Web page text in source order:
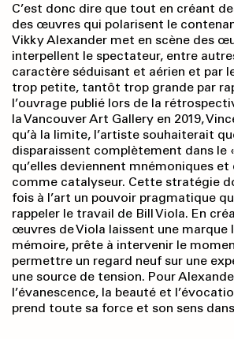
C’est donc dire que tout en créant
des œuvres qui polarisent le
Vikky Alexander met en scène des
interpellent le spectateur, entre
caractère séduisant et aérien et par
trop petite, tantôt trop grande par
l’ouvrage publié lors de la
la Vancouver Art Gallery en 2019,
qu’à la limite, l’artiste souhaiterait
disparaissent complètement dans le
qu’elles deviennent mnémoniques et
comme catalyseur. Cette stratégie
fois à l’art un pouvoir pragmatique
rappeler le travail de Bill Viola. En
œuvres de Viola laissent une marque
mémoire, prête à intervenir le
permettre un regard neuf sur une
une source de tension. Pour
l’évanescence, la beauté et
prend toute sa force et son sens